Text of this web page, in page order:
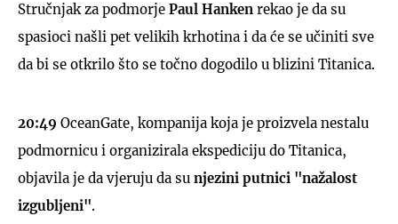
Stručnjak za podmorje Paul Hanken rekao je da su
spasioci našli pet velikih krhotina i da će se učiniti sve
da bi se otkrilo što se točno dogodilo u blizini Titanica.
20:49 OceanGate, kompanija koja je proizvela nestalu
podmornicu i organizirala ekspediciju do Titanica,
objavila je da vjeruju da su njezini putnici "nažalost
izgubljeni".